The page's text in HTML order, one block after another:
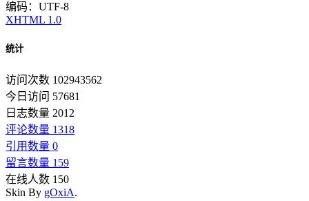
编码：UTF-8
XHTML 1.0
统计
访问次数 102943562
今日访问 57681
日志数量 2012
评论数量 1318
引用数量 0
留言数量 159
在线人数 150
Skin By gOxiA.